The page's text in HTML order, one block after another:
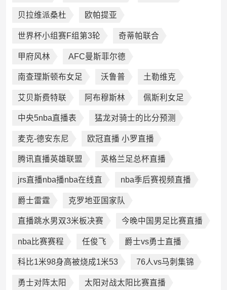
贝拉维派桑杜 欧帕提亚
世界杯小组赛F组第3轮 奇蒂帕联合
甲府风林 AFC曼斯菲尔德
南查理斯顿布女足 沃鲁普 土勒维克
艾贝斯费特联 阿布穆斯林 佩斯利女足
中央5nba直播表 猛龙对骑士的比分预测
麦克-德安东尼 欧冠直播 小罗直播
腾讯直播英雄联盟 英格兰足总杯直播
jrs直播nba播nba在线直 nba季后赛视频直播
爵士雷霆 克罗地亚国家队
直播跳水男双3米板决赛 今晚中国男足比赛直播
nba比赛赛程 任俊飞 爵士vs勇士直播
科比1米98身高被烧成1米53 76人vs马刺集锦
勇士对阵太阳 太阳对战太阳比赛直播